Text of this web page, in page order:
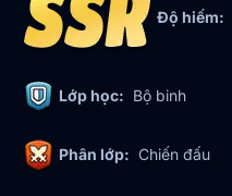
Độ hiếm:
Lớp học: Bộ binh
Phân lớp: Chiến đấu